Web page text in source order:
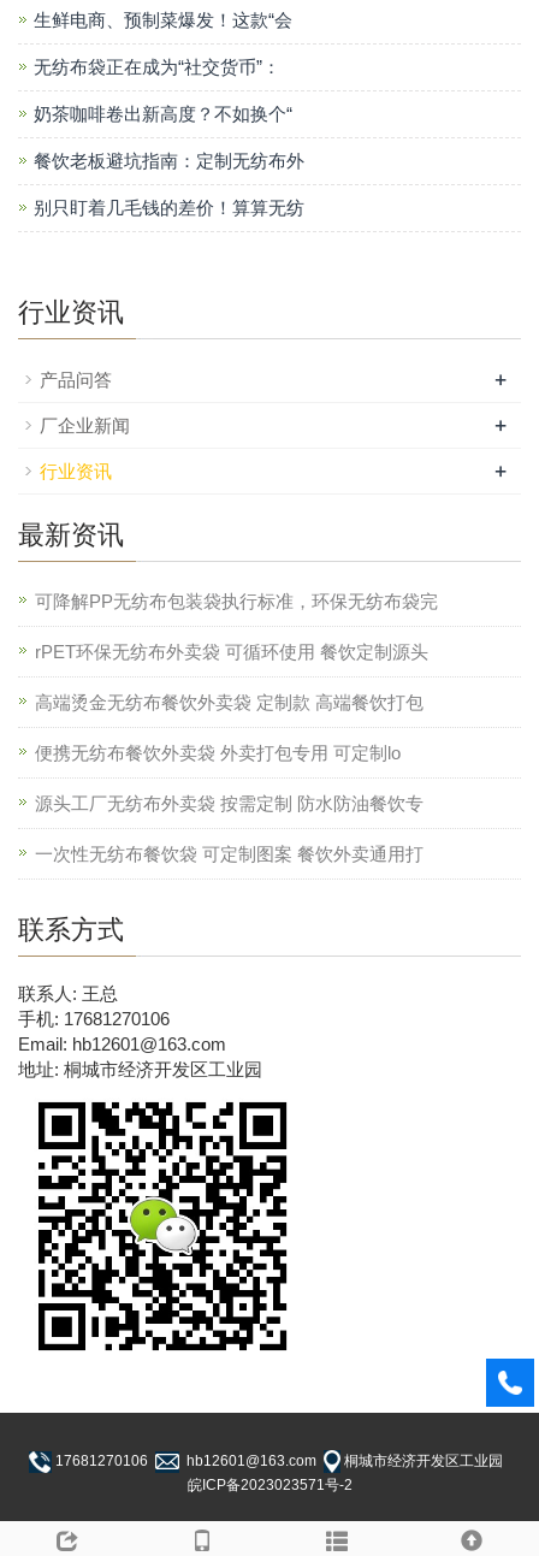
生鲜电商、预制菜爆发！这款“会
无纺布袋正在成为“社交货币”：
奶茶咖啡卷出新高度？不如换个“
餐饮老板避坑指南：定制无纺布外
别只盯着几毛钱的差价！算算无纺
行业资讯
产品问答 +
厂企业新闻 +
行业资讯 +
最新资讯
可降解PP无纺布包装袋执行标准，环保无纺布袋完
rPET环保无纺布外卖袋 可循环使用 餐饮定制源头
高端烫金无纺布餐饮外卖袋 定制款 高端餐饮打包
便携无纺布餐饮外卖袋 外卖打包专用 可定制lo
源头工厂无纺布外卖袋 按需定制 防水防油餐饮专
一次性无纺布餐饮袋 可定制图案 餐饮外卖通用打
联系方式
联系人: 王总
手机: 17681270106
Email: hb12601@163.com
地址: 桐城市经济开发区工业园
17681270106 hb12601@163.com
桐城市经济开发区工业园
皖ICP备2023023571号-2